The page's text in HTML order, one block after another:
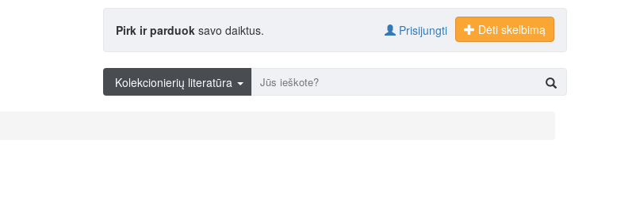
Dėti skelbimą
Prisijungti
Pirk ir parduok savo daiktus.
Kolekcionierių literatūra